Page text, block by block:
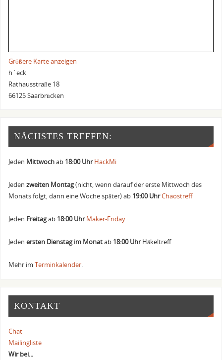
Größere Karte anzeigen
h´eck
Rathausstraße 18
66125 Saarbrücken
NÄCHSTES TREFFEN:
Jeden Mittwochab 18:00 Uhr HackMi
Jedenzweiten Montag(nicht, wenn darauf der erste Mittwoch des
Monats folgt, dann eine Woche später) ab 19:00 UhrChaostreff
Jeden Freitagab 18:00 Uhr Maker-Friday
Jedenersten Dienstag im Monatab 18:00 UhrHäkeltreff
Mehr imTerminkalender.
KONTAKT
Chat
Mailingliste
Wir bei...